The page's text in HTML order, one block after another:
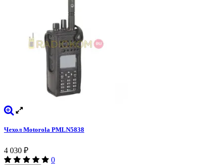
Чехол Motorola PMLN5838
4 030 ₽
0